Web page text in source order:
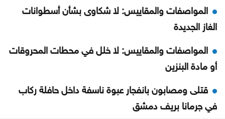
المواصفات والمقاييس: لا شكاوى بشأن أسطوانات
الغاز الجديدة
المواصفات والمقاييس: لا خلل في محطات المحروقات
أو مادة البنزين
قتلى ومصابون بانفجار عبوة ناسفة داخل حافلة ركاب
في جرمانا بريف دمشق